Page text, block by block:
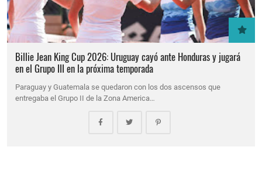
Billie Jean King Cup 2026: Uruguay cayó ante Honduras y jugará
en el Grupo III en la próxima temporada
Paraguay y Guatemala se quedaron con los dos ascensos que
entregaba el Grupo II de la Zona America…